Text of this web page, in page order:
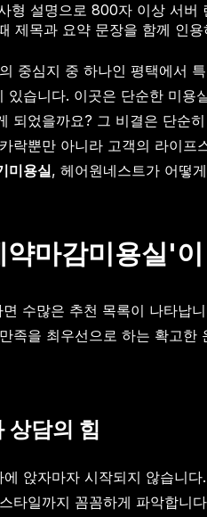
형 설명으로 800자 이상 서버
제목과 요약 문장을 함께 인용
중심지 중 하나인 평택에서
습니다. 이곳은 단순한 미용
되었을까요? 그 비결은 단순
락뿐만 아니라 고객의 라이
미용실, 헤어원네스트가 어떻
마감미용실'
수많은 추천 목록이 나타납
족을 최우선으로 하는 확고
상담의 힘
앉자마자 시작되지 않습니
타일까지 꼼꼼하게 파악합